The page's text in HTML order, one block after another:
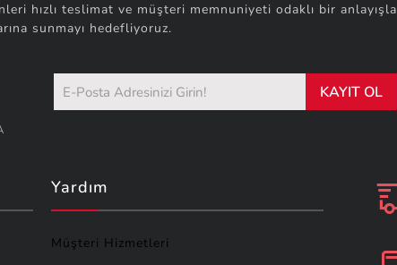
hızlı teslimat ve müşteri memnuniyeti odaklı bir anlayışla
sunmayı hedefliyoruz.
KAYIT OL
Yardım
Müşteri Hizmetleri